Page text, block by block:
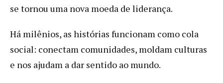
se tornou uma nova moeda de liderança.
Há milênios, as histórias funcionam como cola
social: conectam comunidades, moldam culturas
e nos ajudam a dar sentido ao mundo.